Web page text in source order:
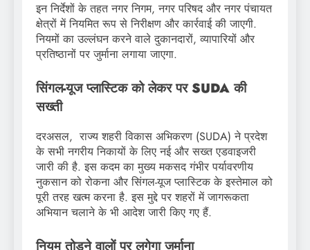
इन निर्देशों के तहत नगर निगम, नगर परिषद और नगर पंचायत
क्षेत्रों में नियमित रूप से निरीक्षण और कार्रवाई की जाएगी.
नियमों का उल्लंघन करने वाले दुकानदारों, व्यापारियों और
प्रतिष्ठानों पर जुर्माना लगाया जाएगा.
सिंगल-यूज प्लास्टिक को लेकर पर SUDA की
सख्ती
दरअसल, राज्य शहरी विकास अभिकरण (SUDA) ने प्रदेश
के सभी नगरीय निकायों के लिए नई और सख्त एडवाइजरी
जारी की है. इस कदम का मुख्य मकसद गंभीर पर्यावरणीय
नुकसान को रोकना और सिंगल-यूज प्लास्टिक के इस्तेमाल को
पूरी तरह खत्म करना है. इस मुद्दे पर शहरों में जागरूकता
अभियान चलाने के भी आदेश जारी किए गए हैं.
नियम तोड़ने वालों पर लगेगा जुर्माना